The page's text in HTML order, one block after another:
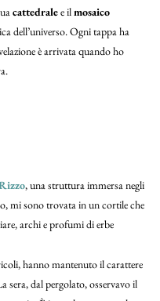
cattedralee ilmosaico
dell’universo. Ogni tappa ha
è arrivata quando ho
, una struttura immersa negli
mi sono trovata in un cortile che
archi e profumi di erbe
hanno mantenuto il carattere
dal pergolato, osservavo il